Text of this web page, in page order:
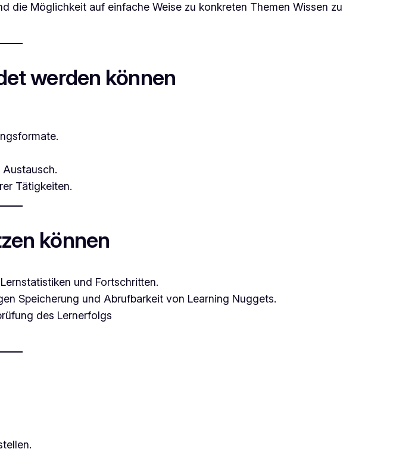
die Möglichkeit auf einfache Weise zu konkreten Themen Wissen zu
werden können
Tätigkeiten.
können
und Fortschritten.
Speicherung und Abrufbarkeit von Learning Nuggets.
des Lernerfolgs